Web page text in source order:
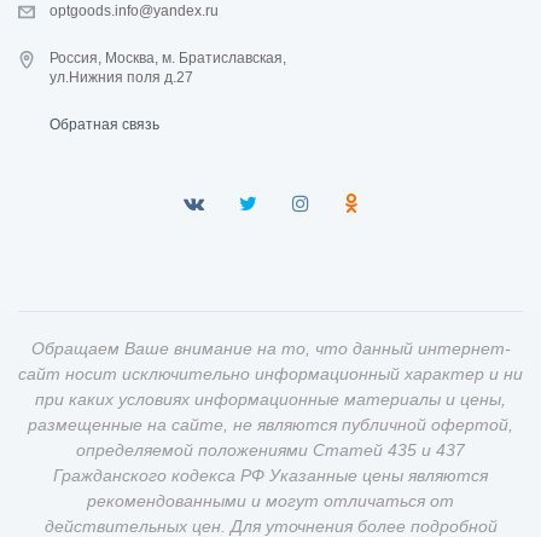
optgoods.info@yandex.ru
Россия, Москва, м. Братиславская,
ул.Нижния поля д.27
Обратная связь
Обращаем Ваше внимание на то, что данный интернет-
сайт носит исключительно информационный характер и ни
при каких условиях информационные материалы и цены,
размещенные на сайте, не являются публичной офертой,
определяемой положениями Статей 435 и 437
Гражданского кодекса РФ Указанные цены являются
рекомендованными и могут отличаться от
действительных цен. Для уточнения более подробной